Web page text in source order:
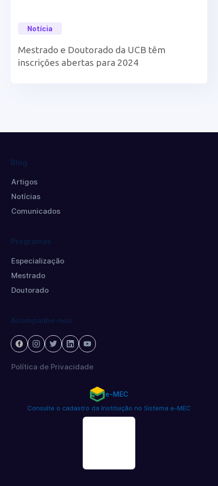
Notícia
Mestrado e Doutorado da UCB têm
inscrições abertas para 2024
Blog
Artigos
Notícias
Comunicados
Programas
Especialização
Mestrado
Doutorado
Acompanhe-nos
Política de Privacidade
e-MEC
Consulte o cadastro da Instituição no Sistema e-MEC